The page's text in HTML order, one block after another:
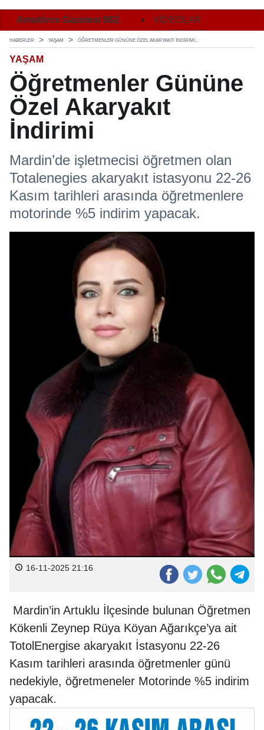
Amatörce Gazetesi 862.
Sayı 2. Sayfa
Amatörce Gazetesi 862.
Sayı 3. Sayfa
VİDEOLAR
GALERİLER
HABERLER YAŞAM ÖĞRETMENLER GÜNÜNE ÖZEL AKARYAKIT İNDIRIMI...
YAŞAM
Öğretmenler Gününe
Özel Akaryakıt
İndirimi
Mardin’de işletmecisi öğretmen olan
Totalenegies akaryakıt istasyonu 22-26
Kasım tarihleri arasında öğretmenlere
motorinde %5 indirim yapacak.
16-11-2025 21:16
Mardin’in Artuklu İlçesinde bulunan Öğretmen
Kökenli Zeynep Rüya Köyan Ağarıkçe’ya ait
TotolEnergise akaryakıt İstasyonu 22-26
Kasım tarihleri arasında öğretmenler günü
nedekiyle, öğretmeneler Motorinde %5 indirim
yapacak.